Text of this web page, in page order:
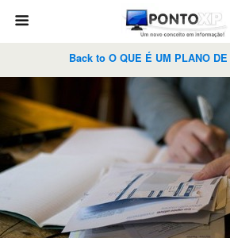
Back to O QUE É UM PLANO DE